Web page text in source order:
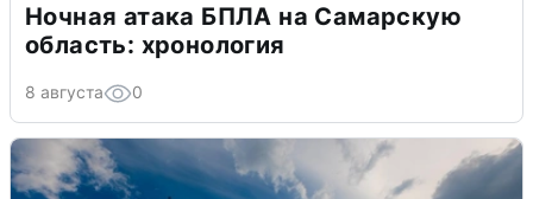
Ночная атака БПЛА на Самарскую
область: хронология
8 августа 0